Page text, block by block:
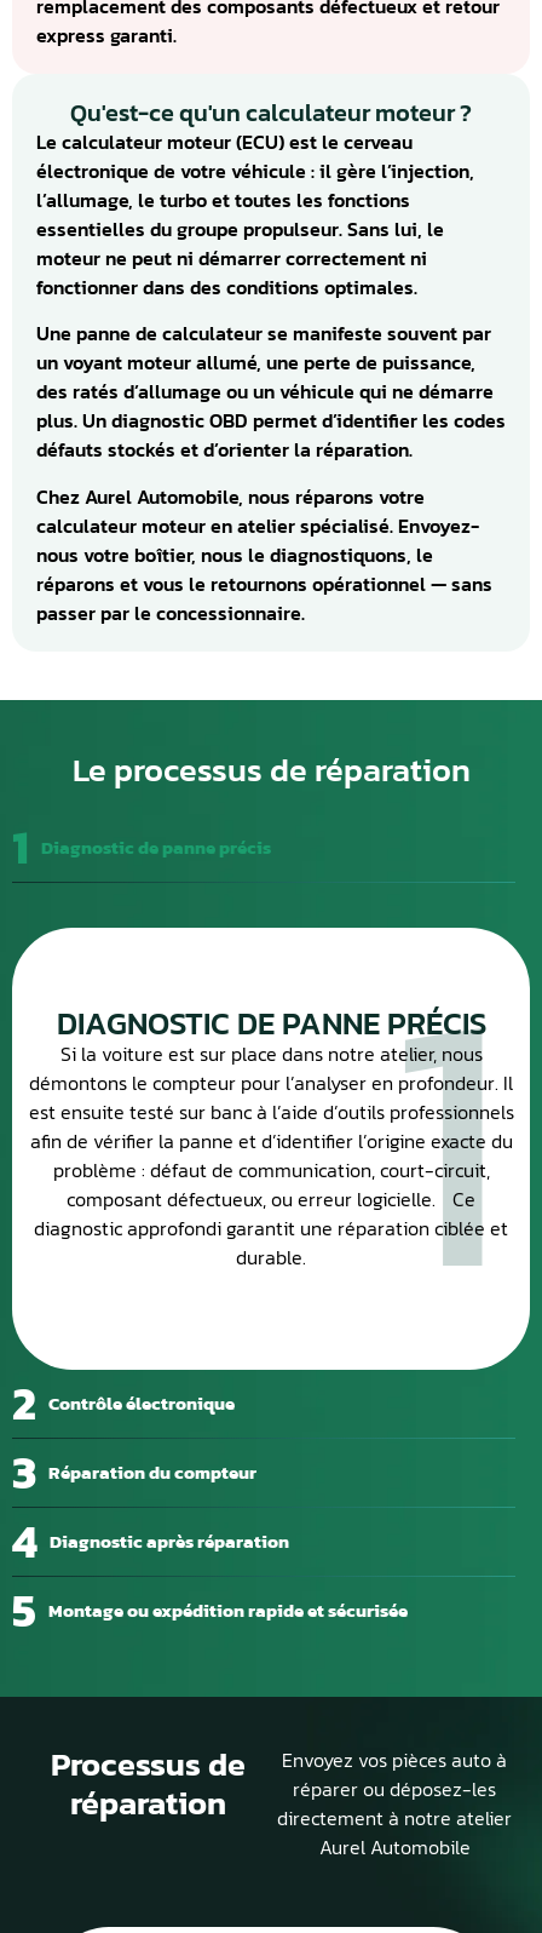
express garanti.
Qu'est-ce qu'un calculateur moteur ?
Le calculateur moteur (ECU) est le cerveau
électronique de votre véhicule : il gère l’injection,
l’allumage, le turbo et toutes les fonctions
essentielles du groupe propulseur. Sans lui, le
moteur ne peut ni démarrer correctement ni
fonctionner dans des conditions optimales.
Une panne de calculateur se manifeste souvent par
un voyant moteur allumé, une perte de puissance,
des ratés d’allumage ou un véhicule qui ne démarre
plus. Un diagnostic OBD permet d’identifier les codes
défauts stockés et d’orienter la réparation.
Chez Aurel Automobile, nous réparons votre
calculateur moteur en atelier spécialisé. Envoyez-
nous votre boîtier, nous le diagnostiquons, le
réparons et vous le retournons opérationnel — sans
passer par le concessionnaire.
Le processus de réparation
1 Diagnostic de panne précis
2 Contrôle électronique
3 Réparation du compteur
4 Diagnostic après réparation
5 Montage ou expédition rapide et sécurisée
1
DIAGNOSTIC DE PANNE PRÉCIS
Si la voiture est sur place dans notre atelier, nous
démontons le compteur pour l’analyser en profondeur. Il
est ensuite testé sur banc à l’aide d’outils professionnels
afin de vérifier la panne et d’identifier l’origine exacte du
problème : défaut de communication, court-circuit,
composant défectueux, ou erreur logicielle. Ce
diagnostic approfondi garantit une réparation ciblée et
durable.
Processus de
réparation
Envoyez vos pièces auto à
réparer ou déposez-les
directement à notre atelier
Aurel Automobile